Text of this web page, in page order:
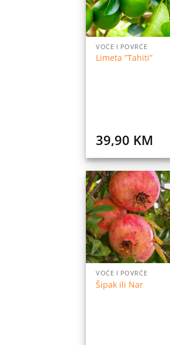
VOĆE I POVRĆE
Limeta ”Tahiti”
39,90 KM
Dodaj
na
listu
želja
VOĆE I POVRĆE
Šipak ili Nar